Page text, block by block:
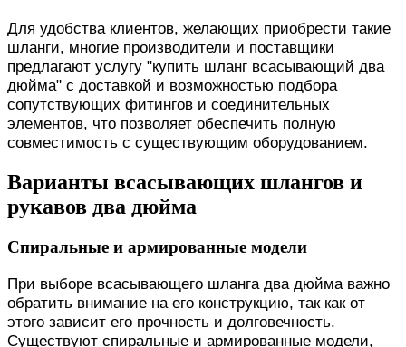
Для удобства клиентов, желающих приобрести такие
шланги, многие производители и поставщики
предлагают услугу "купить шланг всасывающий два
дюйма" с доставкой и возможностью подбора
сопутствующих фитингов и соединительных
элементов, что позволяет обеспечить полную
совместимость с существующим оборудованием.
Варианты всасывающих шлангов и
рукавов два дюйма
Спиральные и армированные модели
При выборе всасывающего шланга два дюйма важно
обратить внимание на его конструкцию, так как от
этого зависит его прочность и долговечность.
Существуют спиральные и армированные модели,